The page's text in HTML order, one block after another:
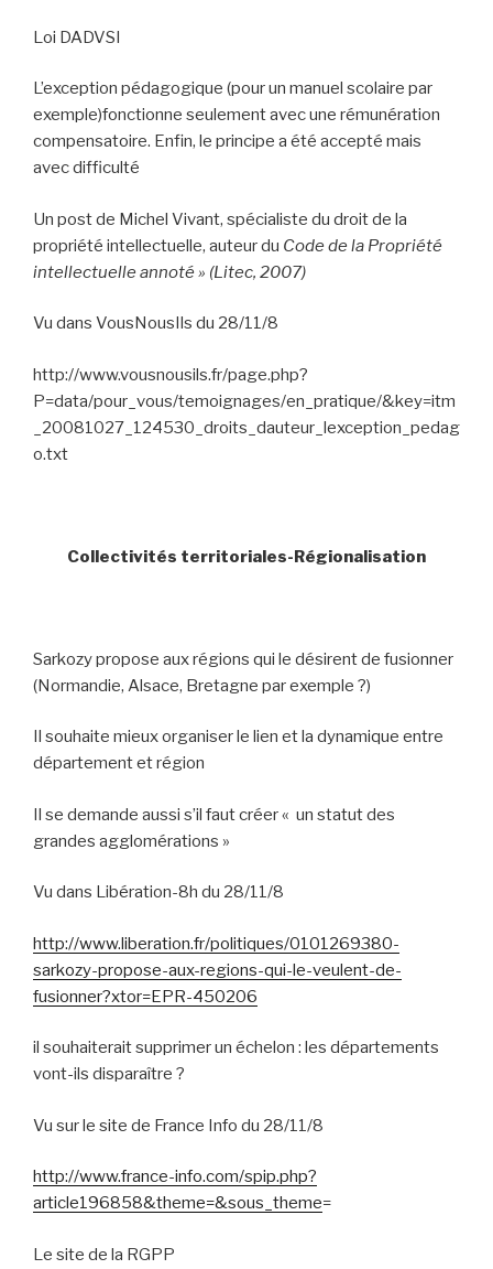
Loi DADVSI
L’exception pédagogique (pour un manuel scolaire par
exemple)fonctionne seulement avec une rémunération
compensatoire. Enfin, le principe a été accepté mais
avec difficulté
Un post de Michel Vivant, spécialiste du droit de la
propriété intellectuelle, auteur du Code de la Propriété
intellectuelle annoté » (Litec, 2007)
Vu dans VousNousIls du 28/11/8
http://www.vousnousils.fr/page.php?
P=data/pour_vous/temoignages/en_pratique/&key=itm
_20081027_124530_droits_dauteur_lexception_pedag
o.txt
Collectivités territoriales-Régionalisation
Sarkozy propose aux régions qui le désirent de fusionner
(Normandie, Alsace, Bretagne par exemple ?)
Il souhaite mieux organiser le lien et la dynamique entre
département et région
Il se demande aussi s’il faut créer « un statut des
grandes agglomérations »
Vu dans Libération-8h du 28/11/8
http://www.liberation.fr/politiques/0101269380-
sarkozy-propose-aux-regions-qui-le-veulent-de-
fusionner?xtor=EPR-450206
il souhaiterait supprimer un échelon : les départements
vont-ils disparaître ?
Vu sur le site de France Info du 28/11/8
http://www.france-info.com/spip.php?
article196858&theme=&sous_theme=
Le site de la RGPP